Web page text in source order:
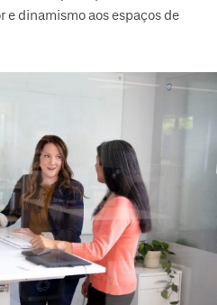
e dinamismo aos espaços de